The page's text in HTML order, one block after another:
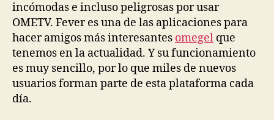
incómodas e incluso peligrosas por usar
OMETV. Fever es una de las aplicaciones para
hacer amigos más interesantes omegel que
tenemos en la actualidad. Y su funcionamiento
es muy sencillo, por lo que miles de nuevos
usuarios forman parte de esta plataforma cada
día.